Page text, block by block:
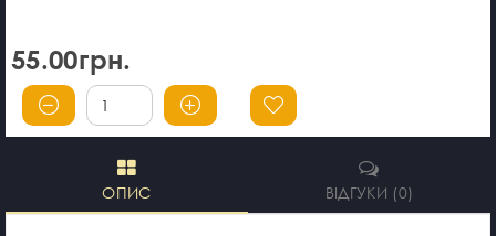
55.00грн.
ОПИС ВІДГУКИ (0)